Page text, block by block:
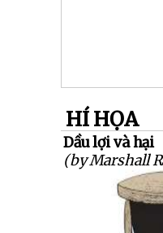
HÍ HỌA
Dầu lợi và hại
(by Marshall